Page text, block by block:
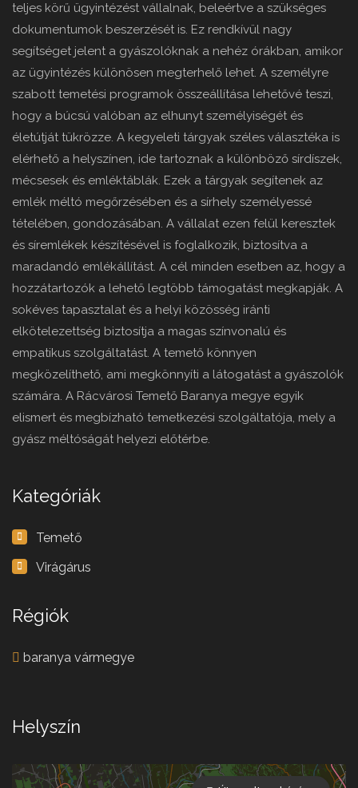
teljes körű ügyintézést vállalnak, beleértve a szükséges
dokumentumok beszerzését is. Ez rendkívül nagy
segítséget jelent a gyászolóknak a nehéz órákban, amikor
az ügyintézés különösen megterhelő lehet. A személyre
szabott temetési programok összeállítása lehetővé teszi,
hogy a búcsú valóban az elhunyt személyiségét és
életútját tükrözze. A kegyeleti tárgyak széles választéka is
elérhető a helyszínen, ide tartoznak a különböző sírdíszek,
mécsesek és emléktáblák. Ezek a tárgyak segítenek az
emlék méltó megőrzésében és a sírhely személyessé
tételében, gondozásában. A vállalat ezen felül keresztek
és síremlékek készítésével is foglalkozik, biztosítva a
maradandó emlékállítást. A cél minden esetben az, hogy a
hozzátartozók a lehető legtöbb támogatást megkapják. A
sokéves tapasztalat és a helyi közösség iránti
elkötelezettség biztosítja a magas színvonalú és
empatikus szolgáltatást. A temető könnyen
megközelíthető, ami megkönnyíti a látogatást a gyászolók
számára. A Rácvárosi Temető Baranya megye egyik
elismert és megbízható temetkezési szolgáltatója, mely a
gyász méltóságát helyezi előtérbe.
Kategóriák
Temető
Virágárus
Régiók
baranya vármegye
Helyszín